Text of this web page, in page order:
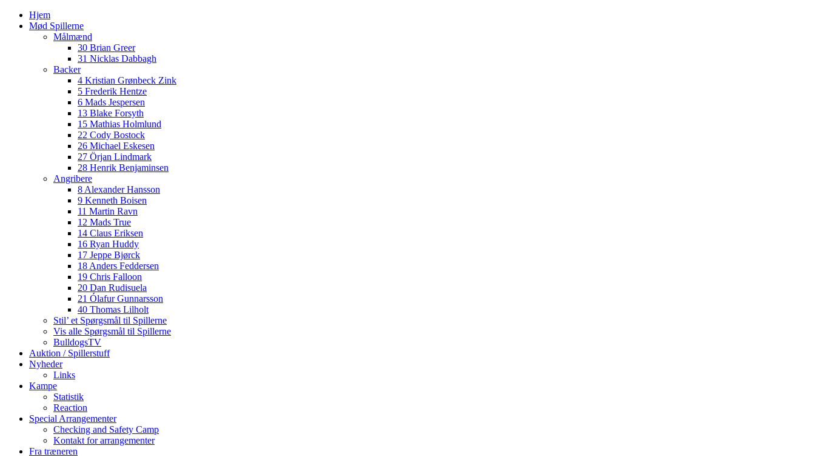
Hjem
Mød Spillerne
Målmænd
30 Brian Greer
31 Nicklas Dabbagh
Backer
4 Kristian Grønbeck Zink
5 Frederik Hentze
6 Mads Jespersen
13 Blake Forsyth
15 Mathias Holmlund
22 Cody Bostock
26 Michael Eskesen
27 Örjan Lindmark
28 Henrik Benjaminsen
Angribere
8 Alexander Hansson
9 Kenneth Boisen
11 Martin Ravn
12 Mads True
14 Claus Eriksen
16 Ryan Huddy
17 Jeppe Bjørck
18 Anders Feddersen
19 Chris Falloon
20 Dan Rudisuela
21 Ólafur Gunnarsson
40 Thomas Lilholt
Stil’ et Spørgsmål til Spillerne
Vis alle Spørgsmål til Spillerne
BulldogsTV
Auktion / Spillerstuff
Nyheder
Links
Kampe
Statistik
Reaction
Special Arrangementer
Checking and Safety Camp
Kontakt for arrangementer
Fra træneren